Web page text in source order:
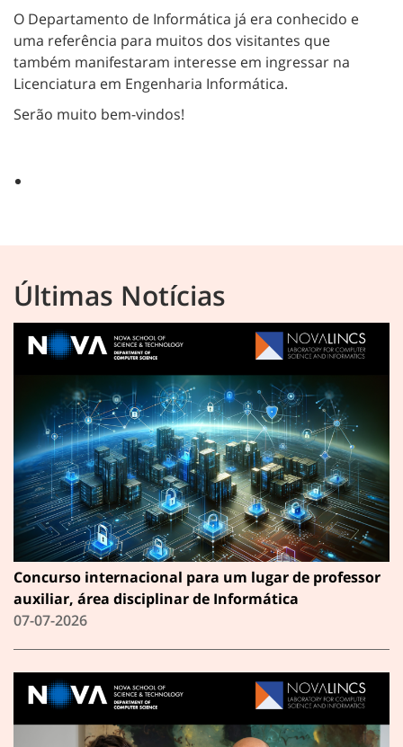
O Departamento de Informática já era conhecido e
uma referência para muitos dos visitantes que
também manifestaram interesse em ingressar na
Licenciatura em Engenharia Informática.
Serão muito bem-vindos!
Últimas Notícias
Concurso internacional para um lugar de professor
auxiliar, área disciplinar de Informática
07-07-2026